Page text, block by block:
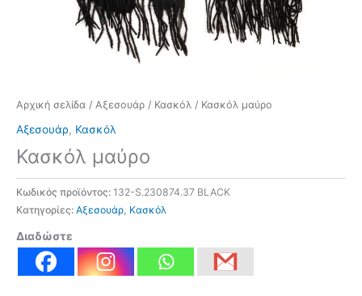
Αρχική σελίδα / Αξεσουάρ / Κασκόλ / Κασκόλ μαύρο
Αξεσουάρ, Κασκόλ
Κασκόλ μαύρο
Κωδικός προϊόντος: 132-S.230874.37 BLACK
Κατηγορίες: Αξεσουάρ, Κασκόλ
Διαδώστε